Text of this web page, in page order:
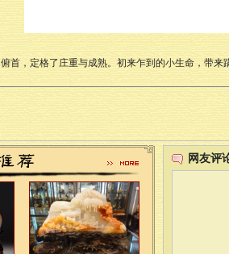
俯首，定格了庄重与成熟。初来乍到的小生命，带
网友评